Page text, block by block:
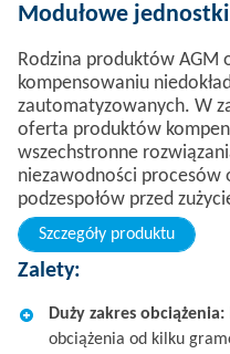
Modułowe
Rodzina produktów AGM
kompensowaniu
zautomatyzowanych. W
oferta produktów
wszechstronne
niezawodności
podzespołów przed
Szczegóły produktu
Zalety:
Duży zakres obciążenia:
obciążenia od kilku